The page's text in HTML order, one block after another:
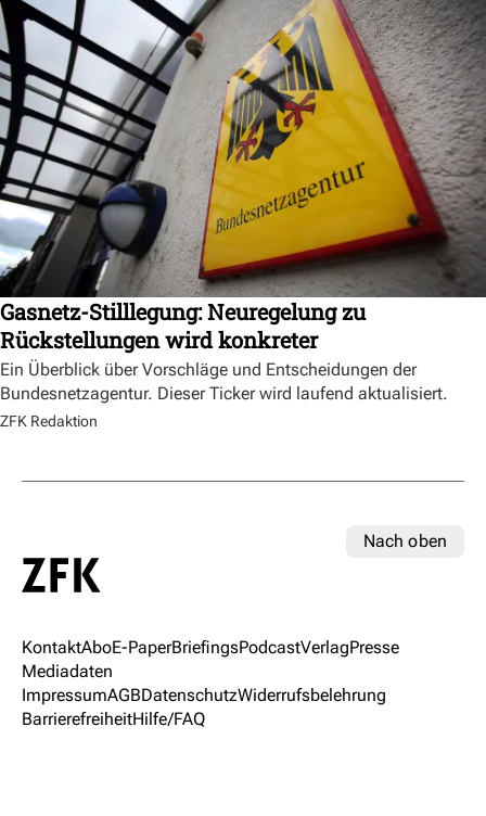
Gasnetz-Stilllegung: Neuregelung zu
Rückstellungen wird konkreter
Ein Überblick über Vorschläge und Entscheidungen der
Bundesnetzagentur. Dieser Ticker wird laufend aktualisiert.
ZFK Redaktion
Nach oben
KontaktAboE-PaperBriefingsPodcastVerlagPresse
Mediadaten
ImpressumAGBDatenschutzWiderrufsbelehrung
BarrierefreiheitHilfe/FAQ